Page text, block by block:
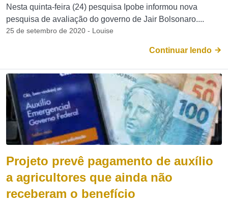
Nesta quinta-feira (24) pesquisa Ipobe informou nova
pesquisa de avaliação do governo de Jair Bolsonaro....
25 de setembro de 2020 - Louise
Continuar lendo
Projeto prevê pagamento de auxílio
a agricultores que ainda não
receberam o benefício